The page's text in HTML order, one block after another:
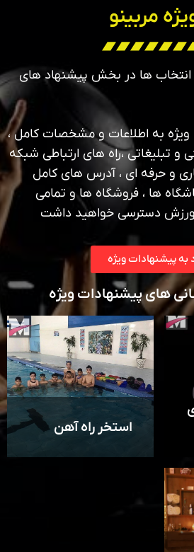
مربینو
ها در بخش پیشنهاد های
به اطلاعات و مشخصات کامل ،
و تبلیغاتی ،راه های ارتباطی شبکه
و حرفه ای ، آدرس های کامل
ها ، فروشگاه ها و تمامی
ورزش دسترسی خواهید داشت
به پیشنهادات ویژه
های پیشنهادات ویژه
استخر راه آهن